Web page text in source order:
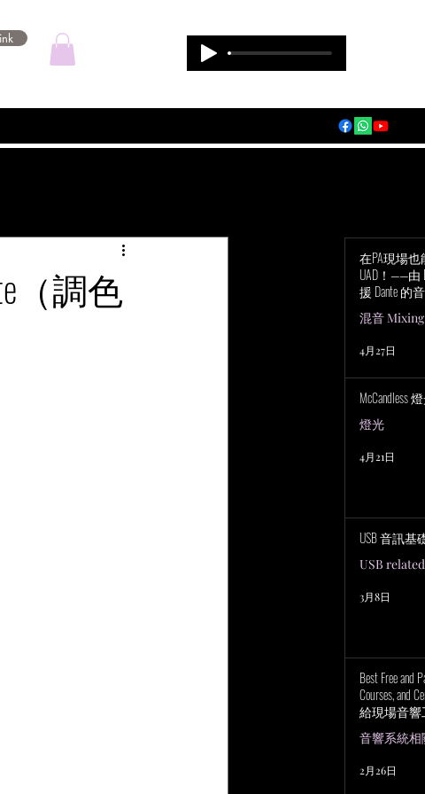
（調色
在PA現場
UAD！——由
援 Dante 的
Audio Apollo
混音 Mixing
4月27日
McCandless
燈光
4月21日
USB 音訊基
USB related
3月8日
Best Free and
Courses, and
給現場音
上培訓研
音響系統相
2月26日